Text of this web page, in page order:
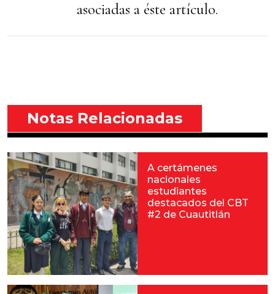
asociadas a éste artículo.
Notas Relacionadas
A certámenes
nacionales
estudiantes
destacados del CBT
#2 de Cuautitlán